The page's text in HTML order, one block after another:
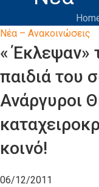
Νέα – Ανακοινώσεις
« Έκλεψαν»
παιδιά του
Ανάργυροι
κοινό!
06/12/2011